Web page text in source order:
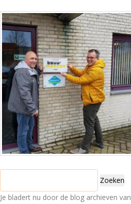
Je bladert nu door de blog archieven van